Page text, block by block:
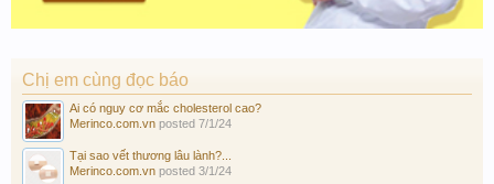
Chị em cùng đọc báo
Ai có nguy cơ mắc cholesterol cao?
Merinco.com.vn posted 7/1/24
Tại sao vết thương lâu lành?...
Merinco.com.vn posted 3/1/24